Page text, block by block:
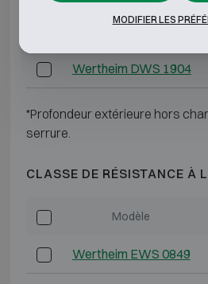
Wertheim DWS 1903
Wertheim DWS 1904
*Profondeur extérieure hors
serrure.
CLASSE DE RÉSISTANCE À
Modèle
Wertheim EWS 0849
MODIFIER LES